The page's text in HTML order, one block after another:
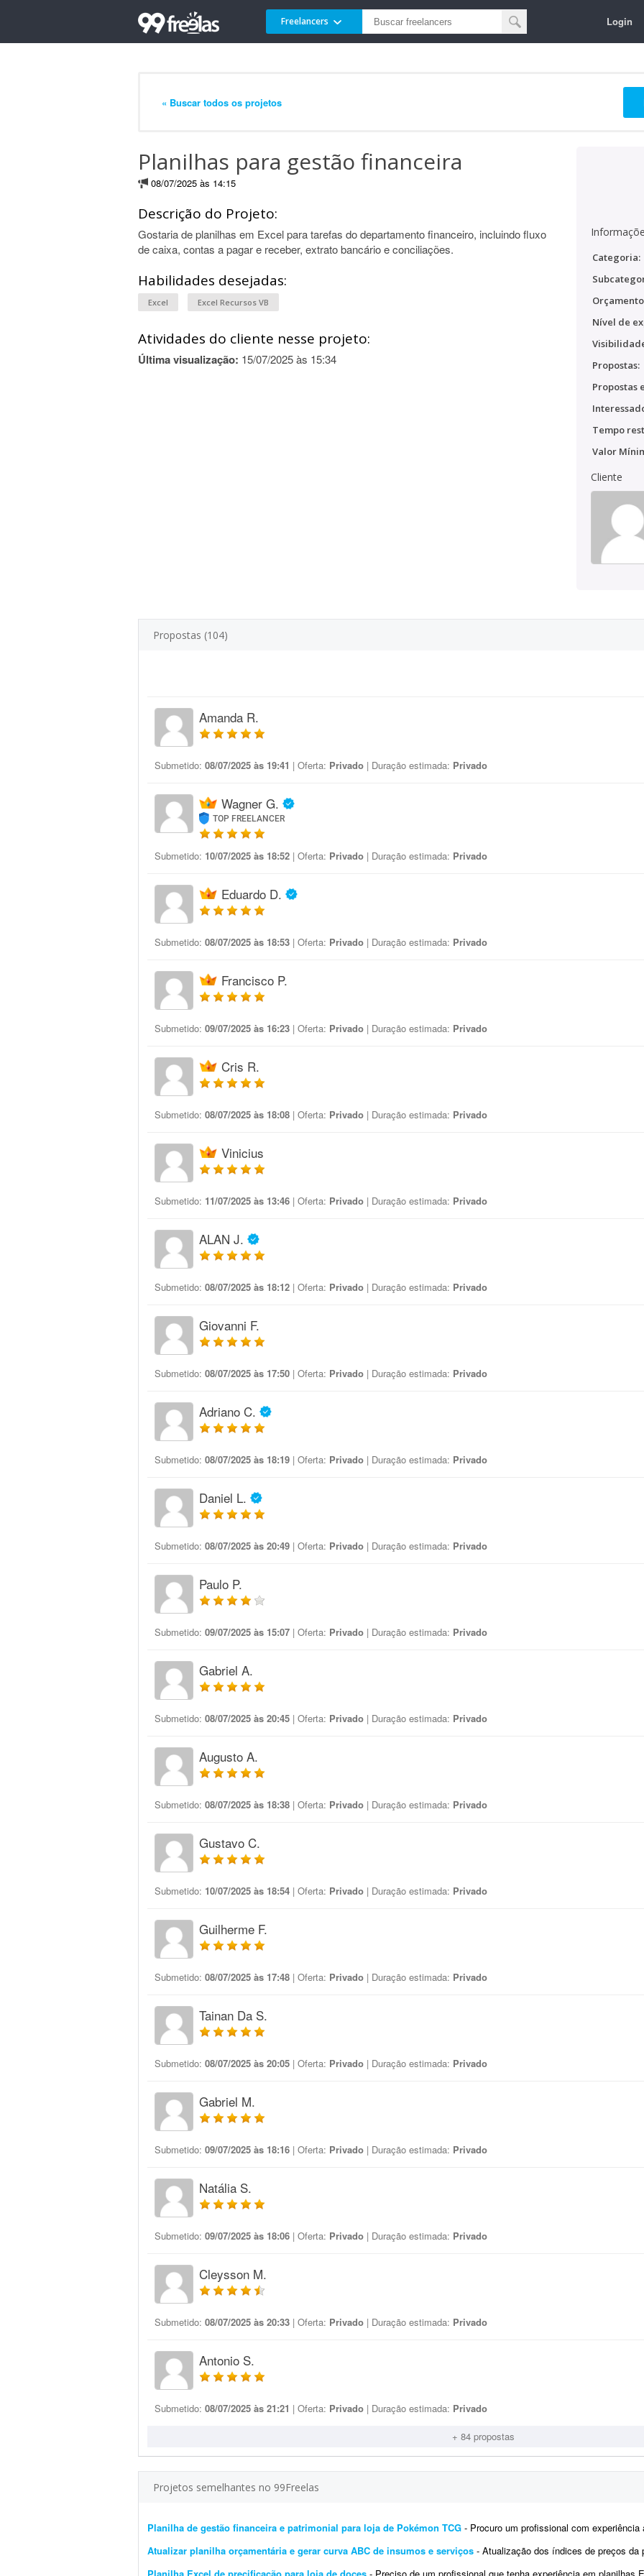
Freelancers Login
« Buscar todos os projetos
Planilhas para gestão financeira
08/07/2025 às 14:15
Descrição do Projeto:
Gostaria de planilhas em Excel para tarefas do departamento financeiro, incluindo fluxo
de caixa, contas a pagar e receber, extrato bancário e conciliações.
Habilidades desejadas:
Excel Excel Recursos VB
Atividades do cliente nesse projeto:
Última visualização: 15/07/2025 às 15:34
Categoria:
Nível de
Propostas:
Propostas
Tempo
Valor
Cliente
Propostas (104)
Amanda R.
Submetido: 08/07/2025 às 19:41 | Oferta: Privado | Duração estimada: Privado
Wagner G.
TOP FREELANCER
Submetido: 10/07/2025 às 18:52 | Oferta: Privado | Duração estimada: Privado
Eduardo D.
Submetido: 08/07/2025 às 18:53 | Oferta: Privado | Duração estimada: Privado
Francisco P.
Submetido: 09/07/2025 às 16:23 | Oferta: Privado | Duração estimada: Privado
Cris R.
Submetido: 08/07/2025 às 18:08 | Oferta: Privado | Duração estimada: Privado
Vinicius
Submetido: 11/07/2025 às 13:46 | Oferta: Privado | Duração estimada: Privado
ALAN J.
Submetido: 08/07/2025 às 18:12 | Oferta: Privado | Duração estimada: Privado
Giovanni F.
Submetido: 08/07/2025 às 17:50 | Oferta: Privado | Duração estimada: Privado
Adriano C.
Submetido: 08/07/2025 às 18:19 | Oferta: Privado | Duração estimada: Privado
Daniel L.
Submetido: 08/07/2025 às 20:49 | Oferta: Privado | Duração estimada: Privado
Paulo P.
Submetido: 09/07/2025 às 15:07 | Oferta: Privado | Duração estimada: Privado
Gabriel A.
Submetido: 08/07/2025 às 20:45 | Oferta: Privado | Duração estimada: Privado
Augusto A.
Submetido: 08/07/2025 às 18:38 | Oferta: Privado | Duração estimada: Privado
Gustavo C.
Submetido: 10/07/2025 às 18:54 | Oferta: Privado | Duração estimada: Privado
Guilherme F.
Submetido: 08/07/2025 às 17:48 | Oferta: Privado | Duração estimada: Privado
Tainan Da S.
Submetido: 08/07/2025 às 20:05 | Oferta: Privado | Duração estimada: Privado
Gabriel M.
Submetido: 09/07/2025 às 18:16 | Oferta: Privado | Duração estimada: Privado
Natália S.
Submetido: 09/07/2025 às 18:06 | Oferta: Privado | Duração estimada: Privado
Cleysson M.
Submetido: 08/07/2025 às 20:33 | Oferta: Privado | Duração estimada: Privado
Antonio S.
Submetido: 08/07/2025 às 21:21 | Oferta: Privado | Duração estimada: Privado
+ 84 propostas
Projetos semelhantes no 99Freelas
Planilha de gestão financeira e patrimonial para loja de Pokémon TCG - Procuro um profissional com experiência avançada em Excel (ou Google Sheets) para
Atualizar planilha orçamentária e gerar curva ABC de insumos e serviços - Atualização dos índices de preços da planilha anexa para 06/2026,